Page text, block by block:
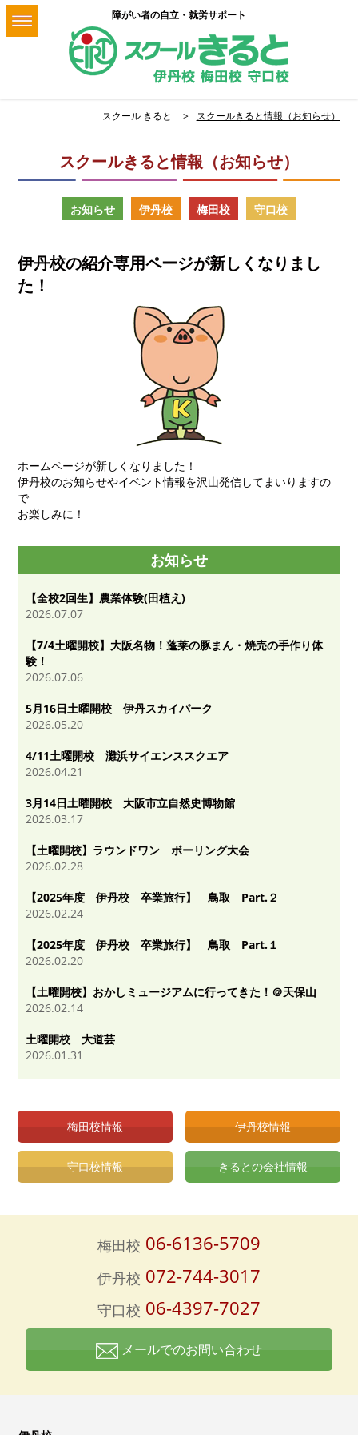
障がい者の自立・就労サポート
スクール きると スクールきると情報（お知らせ）
スクールきると情報（お知らせ）
お知らせ 伊丹校 梅田校 守口校
伊丹校の紹介専用ページが新しくなりまし
た！
ホームページが新しくなりました！
伊丹校のお知らせやイベント情報を沢山発信してまいりますの
で
お楽しみに！
お知らせ
【全校2回生】農業体験(田植え)
2026.07.07
【7/4土曜開校】大阪名物！蓬莱の豚まん・焼売の手作り体
験！
2026.07.06
5月16日土曜開校 伊丹スカイパーク
2026.05.20
4/11土曜開校 灘浜サイエンススクエア
2026.04.21
3月14日土曜開校 大阪市立自然史博物館
2026.03.17
【土曜開校】ラウンドワン ボーリング大会
2026.02.28
【2025年度 伊丹校 卒業旅行】 鳥取 Part.２
2026.02.24
【2025年度 伊丹校 卒業旅行】 鳥取 Part.１
2026.02.20
【土曜開校】おかしミュージアムに行ってきた！＠天保山
2026.02.14
土曜開校 大道芸
2026.01.31
梅田校情報 伊丹校情報
守口校情報 きるとの会社情報
梅田校 06-6136-5709
伊丹校 072-744-3017
守口校 06-4397-7027
メールでのお問い合わせ